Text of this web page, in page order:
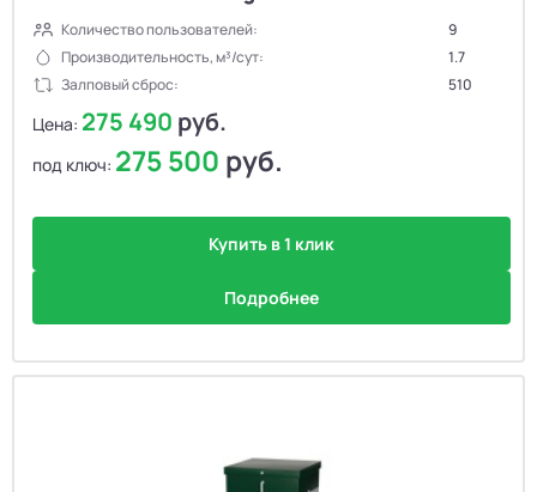
Количество пользователей:
9
Производительность, м³/сут:
1.7
Залповый сброс:
510
Цена: 275 490 руб.
под ключ: 275 500 руб.
Купить в 1 клик
Подробнее